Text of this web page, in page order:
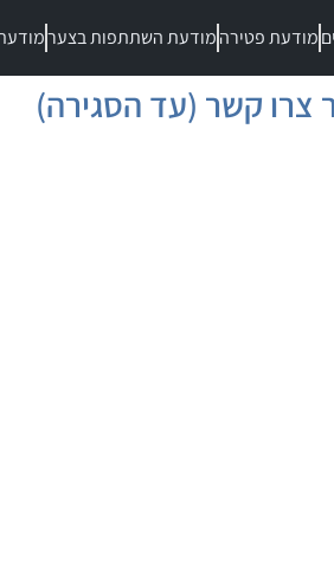
מודעת פטירהמודעת השתתפות בצער
קשר (עד הסגירה)